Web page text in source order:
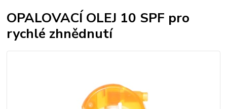
OPALOVACÍ OLEJ 10 SPF pro
rychlé zhnědnutí